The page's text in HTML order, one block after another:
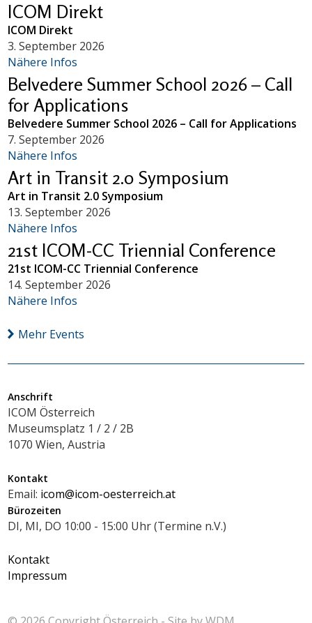
ICOM Direkt
ICOM Direkt
3. September 2026
Nähere Infos
Belvedere Summer School 2026 – Call
for Applications
Belvedere Summer School 2026 – Call for Applications
7. September 2026
Nähere Infos
Art in Transit 2.0 Symposium
Art in Transit 2.0 Symposium
13. September 2026
Nähere Infos
21st ICOM-CC Triennial Conference
21st ICOM-CC Triennial Conference
14. September 2026
Nähere Infos
Mehr Events
Anschrift
ICOM Österreich
Museumsplatz 1 / 2 / 2B
1070 Wien, Austria
Kontakt
Email: icom@icom-oesterreich.at
Bürozeiten
DI, MI, DO 10:00 - 15:00 Uhr (Termine n.V.)
Kontakt
Impressum